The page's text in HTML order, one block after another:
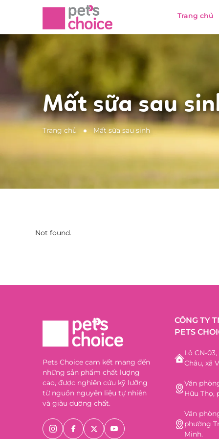
Trang chủ
Mất sữa sau
Trang chủ Mất sữa sau sinh
Not found.
Pets Choice cam kết mang đến
những sản phẩm chất lượng
cao, được nghiên cứu kỹ lưỡng
từ nguồn nguyên liệu tự nhiên
và giàu dưỡng chất.
CÔNG TY
PETS
Lô CN-
Châu, xã
Văn
Hữu Thọ,
Văn
phường
Minh.